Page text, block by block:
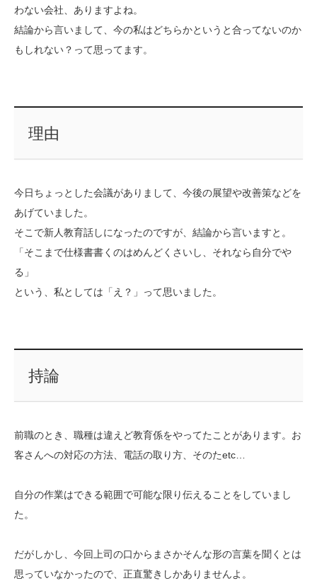
わない会社、ありますよね。
結論から言いまして、今の私はどちらかというと合ってないのか
もしれない？って思ってます。
理由
今日ちょっとした会議がありまして、今後の展望や改善策などを
あげていました。
そこで新人教育話しになったのですが、結論から言いますと。
「そこまで仕様書書くのはめんどくさいし、それなら自分でや
る」
という、私としては「え？」って思いました。
持論
前職のとき、職種は違えど教育係をやってたことがあります。お
客さんへの対応の方法、電話の取り方、そのたetc…
自分の作業はできる範囲で可能な限り伝えることをしていまし
た。
だがしかし、今回上司の口からまさかそんな形の言葉を聞くとは
思っていなかったので、正直驚きしかありませんよ。